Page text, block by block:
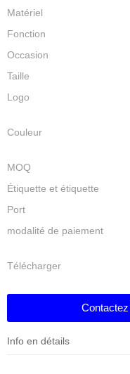
Matériel
Fonction
Occasion
Taille
Logo
Couleur
MOQ
Étiquette et étiquette
Port
modalité de paiement
Télécharger
Info en détails